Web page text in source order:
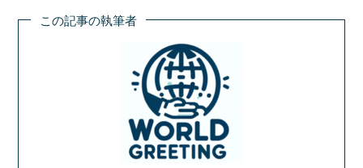
この記事の執筆者